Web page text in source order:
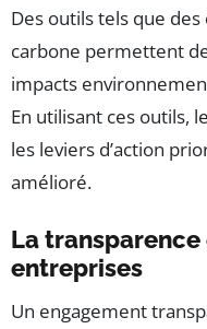
Des outils tels que
carbone permettent
impacts
En utilisant ces outils,
les leviers d’action
amélioré.
La transparence
entreprises
Un engagement